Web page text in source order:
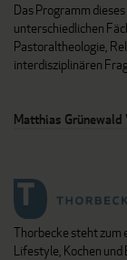
Das Programm
unterschiedlichen
Pastoraltheologie,
interdisziplinären
Matthias Grünewald
Thorbecke steht
Lifestyle, Kochen und